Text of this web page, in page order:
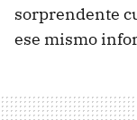
sorprendente
ese mismo